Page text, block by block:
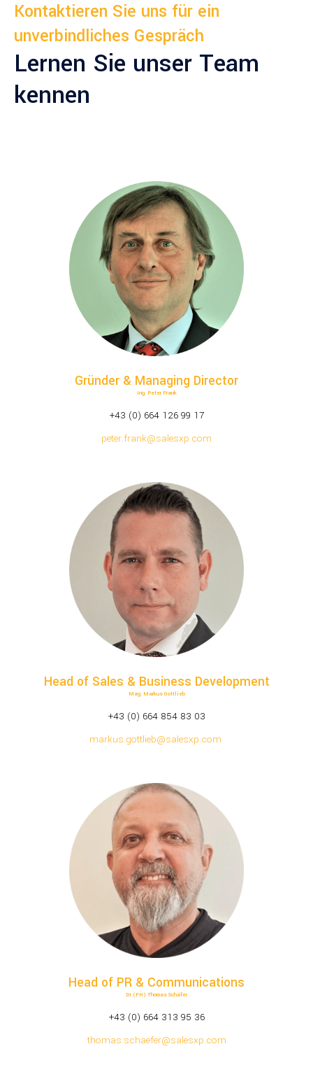
Kontaktieren Sie uns für ein
unverbindliches Gespräch
Lernen Sie unser Team
kennen
Gründer & Managing Director
Ing. Peter Frank
+43 (0) 664 126 99 17
peter.frank@salesxp.com
Head of Sales & Business Development
Mag. Markus Gottlieb
+43 (0) 664 854 83 03
markus.gottlieb@salesxp.com
Head of PR & Communications
DI (FH) Thomas Schäfer
+43 (0) 664 313 95 36
thomas.schaefer@salesxp.com